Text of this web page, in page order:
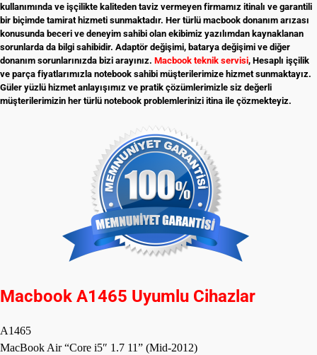
kullanımında ve işçilikte kaliteden taviz vermeyen firmamız itinalı ve garantili
bir biçimde tamirat hizmeti sunmaktadır. Her türlü macbook donanım arızası
konusunda beceri ve deneyim sahibi olan ekibimiz yazılımdan kaynaklanan
sorunlarda da bilgi sahibidir. Adaptör değişimi, batarya değişimi ve diğer
donanım sorunlarınızda bizi arayınız. Macbook teknik servisi, Hesaplı işçilik
ve parça fiyatlarımızla notebook sahibi müşterilerimize hizmet sunmaktayız.
Güler yüzlü hizmet anlayışımız ve pratik çözümlerimizle siz değerli
müşterilerimizin her türlü notebook problemlerinizi itina ile çözmekteyiz.
Macbook A1465 Uyumlu Cihazlar
A1465
MacBook Air “Core i5″ 1.7 11” (Mid-2012)